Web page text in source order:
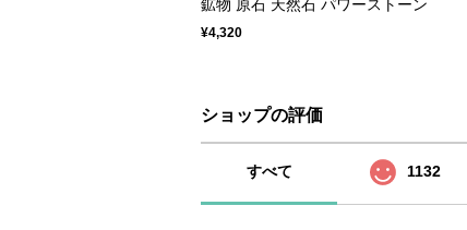
鉱物 原石 天然石 パワーストーン
¥4,320
ショップの評価
すべて 1132